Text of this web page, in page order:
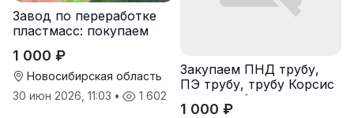
Завод по переработке
пластмасс: покупаем
паллет и поддонов
1 000 ₽
Новосибирская область
30 июн 2026, 11:03 • 1 602
Закупаем ПНД трубу,
ПЭ трубу, трубу Корсис
оптом от 1 тонны
1 000 ₽